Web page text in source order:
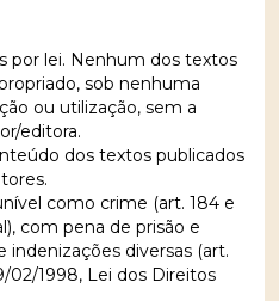
por lei. Nenhum dos textos
sob nenhuma
ou utilização, sem a
editora.
dos textos publicados
como crime (art. 184 e
com pena de prisão e
indenizações diversas (art.
02/1998, Lei dos Direitos